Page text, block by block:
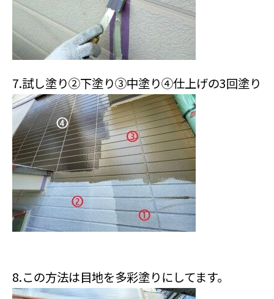
7.試し塗り②下塗り③中塗り④仕上げの3回塗り
8.この方法は目地を多彩塗りにしてます。